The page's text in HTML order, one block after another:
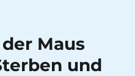
Maus
und